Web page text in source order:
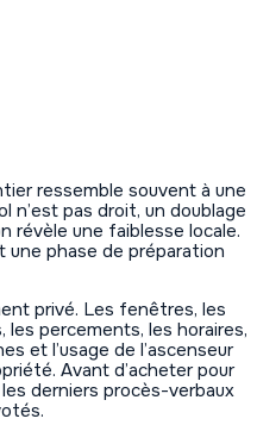
ressemble souvent à une
n’est pas droit, un doublage
révèle une faiblesse locale.
une phase de préparation
privé. Les fenêtres, les
percements, les horaires,
et l’usage de l’ascenseur
Avant d’acheter pour
derniers procès-verbaux